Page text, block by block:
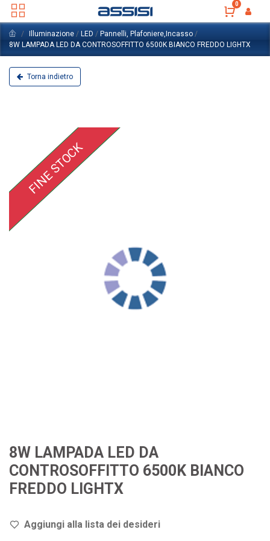
0
Illuminazione / LED / Pannelli, Plafoniere,Incasso /
8W LAMPADA LED DA CONTROSOFFITTO 6500K BIANCO FREDDO LIGHTX
Torna indietro
FINE STOCK
8W LAMPADA LED DA
CONTROSOFFITTO 6500K BIANCO
FREDDO LIGHTX
Aggiungi alla lista dei desideri